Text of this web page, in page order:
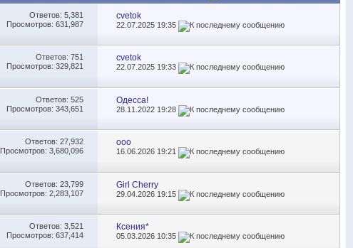
Ответов: 5,381
Просмотров: 631,987
cvetok
22.07.2025 19:35
Ответов: 751
Просмотров: 329,821
cvetok
22.07.2025 19:33
Ответов: 525
Просмотров: 343,651
Одесса!
28.11.2022 19:28
Ответов: 27,932
Просмотров: 3,680,096
ooo
16.06.2026 19:21
Ответов: 23,799
Просмотров: 2,283,107
Girl Cherry
29.04.2026 19:15
Ответов: 3,521
Просмотров: 637,414
Ксения*
05.03.2026 10:35